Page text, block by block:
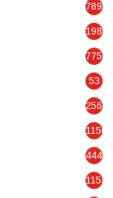
7897
1989
7750
53
2563
1150
4440
11547